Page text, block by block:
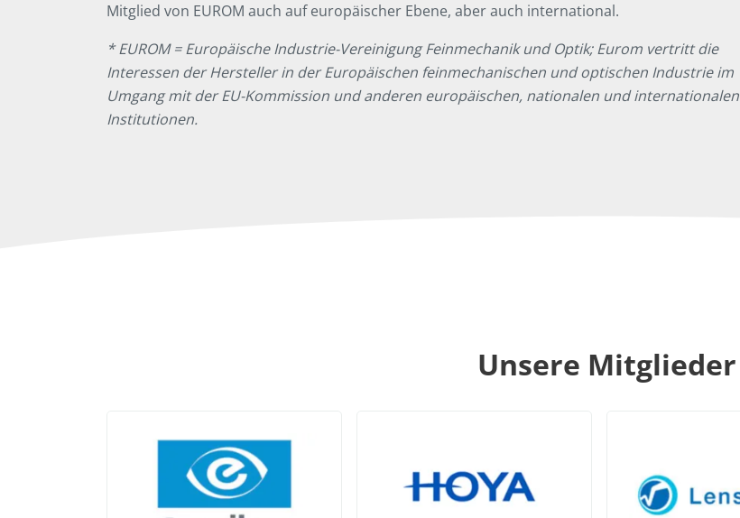
Mitglied von EUROM auch auf europäischer Ebene, aber auch international.
* EUROM = Europäische Industrie-Vereinigung Feinmechanik und Optik; Eurom vertritt die
Interessen der Hersteller in der Europäischen feinmechanischen und optischen Industrie im
Umgang mit der EU-Kommission und anderen europäischen, nationalen und internationalen
Institutionen.
Unsere Mitglieder